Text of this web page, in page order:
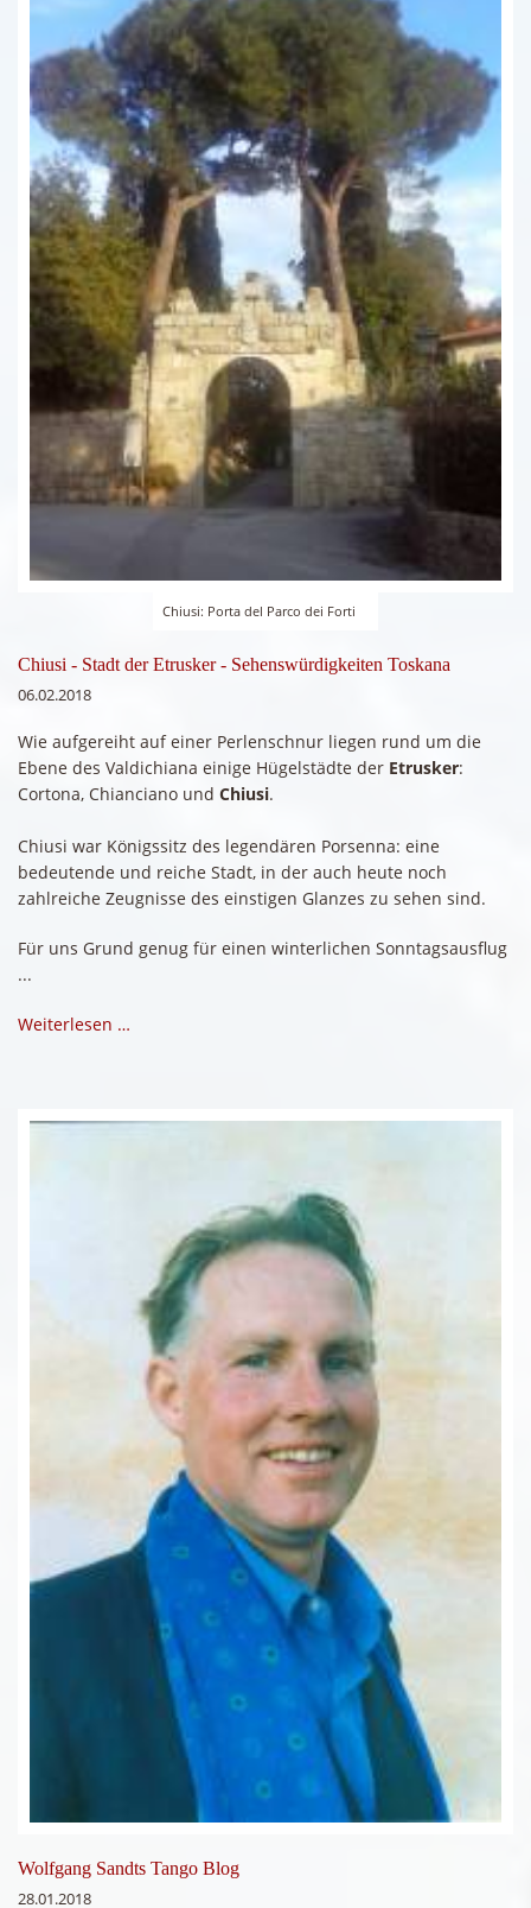
Chiusi: Porta del Parco dei Forti
Chiusi - Stadt der Etrusker - Sehenswürdigkeiten Toskana
06.02.2018
Wie aufgereiht auf einer Perlenschnur liegen rund um die
Ebene des Valdichiana einige Hügelstädte der Etrusker:
Cortona, Chianciano und Chiusi.
Chiusi war Königssitz des legendären Porsenna: eine
bedeutende und reiche Stadt, in der auch heute noch
zahlreiche Zeugnisse des einstigen Glanzes zu sehen sind.
Für uns Grund genug für einen winterlichen Sonntagsausflug
...
Weiterlesen …
Wolfgang Sandts Tango Blog
28.01.2018